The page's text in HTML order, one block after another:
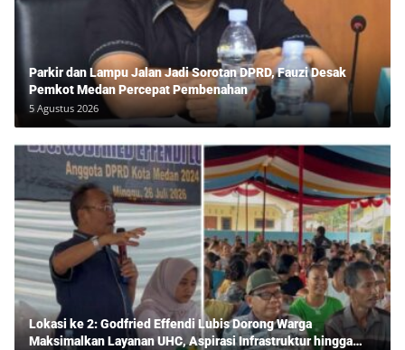
Parkir dan Lampu Jalan Jadi Sorotan DPRD, Fauzi Desak
Pemkot Medan Percepat Pembenahan
5 Agustus 2026
Lokasi ke 2: Godfried Effendi Lubis Dorong Warga
Maksimalkan Layanan UHC, Aspirasi Infrastruktur hingga